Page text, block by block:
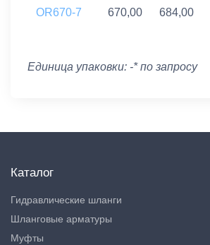
OR670-7 670,00 684,00
Единица упаковки: -* по запросу
Каталог
Гидравлические шланги
Шланговые арматуры
Муфты